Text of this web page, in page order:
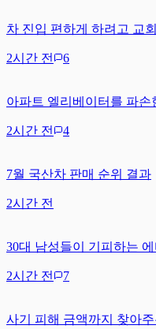
차 진입 편하게 하려고 교
2시간 전 6
아파트 엘리베이터를 파손
2시간 전 4
7월 국산차 판매 순위 결과
2시간 전
30대 남성들이 기피하는
2시간 전 7
사기 피해 금액까지 찾아